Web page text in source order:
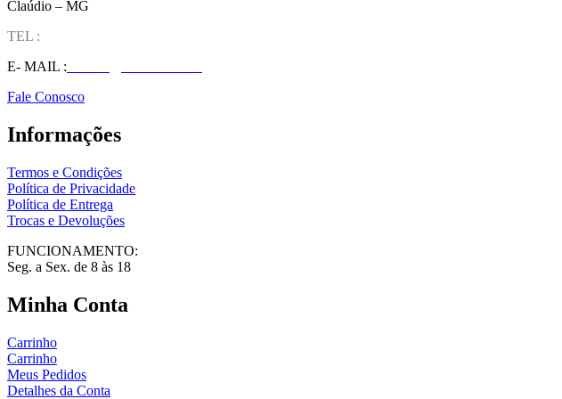
Claúdio – MG
TEL :
E- MAIL :
Fale Conosco
Informações
Termos e Condições
Política de Privacidade
Política de Entrega
Trocas e Devoluções
FUNCIONAMENTO:
Seg. a Sex. de 8 às 18
Minha Conta
Carrinho
Carrinho
Meus Pedidos
Detalhes da Conta